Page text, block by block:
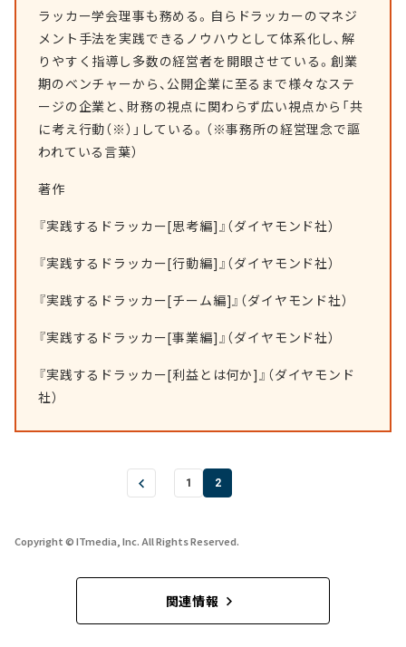
ラッカー学会理事も務める。自らドラッカーのマネジ
メント手法を実践できるノウハウとして体系化し、解
りやすく指導し多数の経営者を開眼させている。創業
期のベンチャーから、公開企業に至るまで様々なステ
ージの企業と、財務の視点に関わらず広い視点から「共
に考え行動（※）」している。（※事務所の経営理念で謳
われている言葉）
著作
『実践するドラッカー[思考編]』（ダイヤモンド社）
『実践するドラッカー[行動編]』（ダイヤモンド社）
『実践するドラッカー[チーム編]』（ダイヤモンド社）
『実践するドラッカー[事業編]』（ダイヤモンド社）
『実践するドラッカー[利益とは何か]』（ダイヤモンド
社）
1 2
Copyright © ITmedia, Inc. All Rights Reserved.
関連情報